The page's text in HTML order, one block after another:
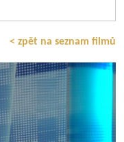
< zpět na seznam filmů